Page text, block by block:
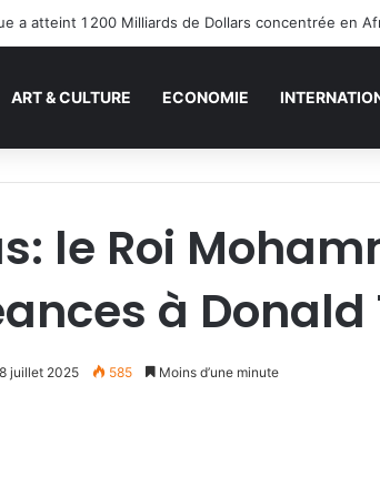
ART & CULTURE ECONOMIE
le Roi
à
8 juillet 2025 585 Moins d’une minute